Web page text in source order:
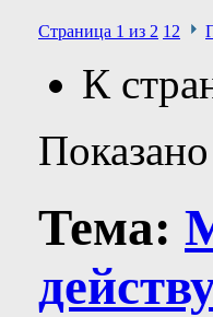
Страница 1 из 2 1 2
К
Тема: